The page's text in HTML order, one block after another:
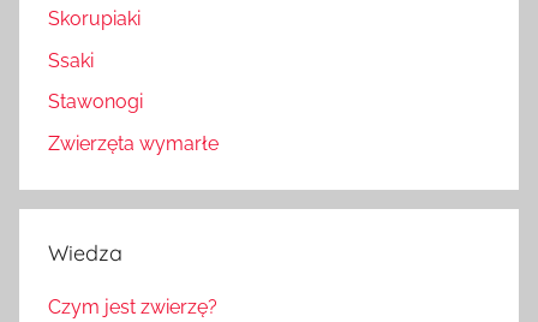
Skorupiaki
Ssaki
Stawonogi
Zwierzęta wymarłe
Wiedza
Czym jest zwierzę?